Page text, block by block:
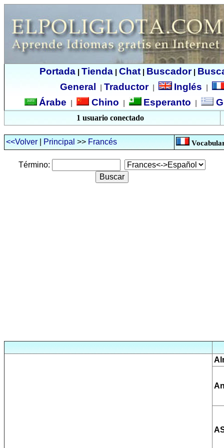
Portada| Tienda| Chat| Buscador|
General
Traductor| Inglés
Árabe Chino Esperanto
1 usuario conectado
<<Volver Principal >> Francés
Término: